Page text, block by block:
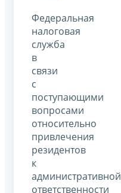
Федеральная
налоговая
служба
в
связи
с
поступающими
вопросами
относительно
привлечения
резидентов
к
административной
ответственности